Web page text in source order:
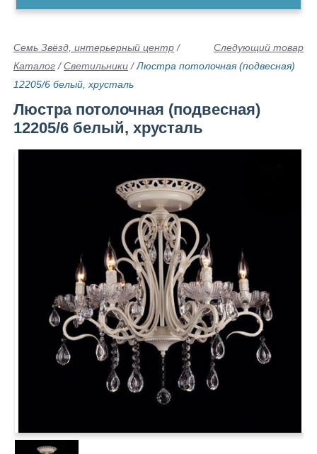
Следующий товар
Семь Звёзд, интерьерный центр /
Каталог /Светильники /Люстра потолочная (подвесная)
12205/6 белый, хрусталь
Люстра потолочная (подвесная)
12205/6 белый, хрусталь